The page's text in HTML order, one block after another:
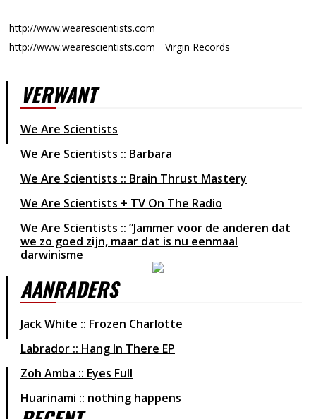
http://www.wearescientists.com
http://www.wearescientists.com
Virgin Records
VERWANT
We Are Scientists
We Are Scientists :: Barbara
We Are Scientists :: Brain Thrust Mastery
We Are Scientists + TV On The Radio
We Are Scientists :: ”Jammer voor de anderen dat
we zo goed zijn, maar dat is nu eenmaal
darwinisme
AANRADERS
Jack White :: Frozen Charlotte
Labrador :: Hang In There EP
Zoh Amba :: Eyes Full
Huarinami :: nothing happens